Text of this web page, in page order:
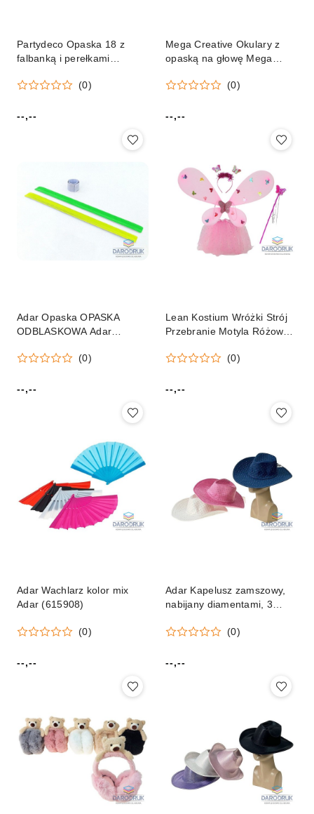
Partydeco Opaska 18 z
falbanką i perełkami
(0)
Cena:
--,--
Mega Creative Okulary z
opaską na głowę Mega
(0)
Cena:
--,--
Adar Opaska OPASKA
ODBLASKOWA Adar
(0)
Cena:
--,--
Lean Kostium Wróżki Strój
Przebranie Motyla Różowy
(0)
Cena:
--,--
Adar Wachlarz kolor mix
Adar (615908)
(0)
Cena:
--,--
Adar Kapelusz zamszowy,
nabijany diamentami, 3
(0)
Cena:
--,--